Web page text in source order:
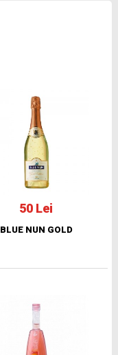
50 Lei
BLUE NUN GOLD